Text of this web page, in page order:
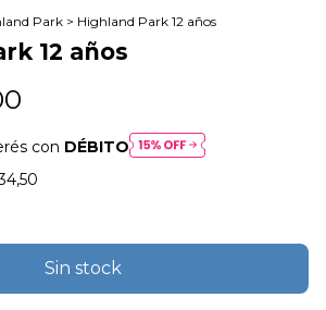
Park > Highland Park 12 años
12 años
con DÉBITO